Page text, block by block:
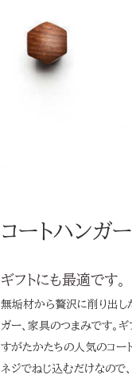
コートハンガ
ギフトにも最適です。
無垢材から贅沢に削り出し
ガー、家具のつまみです。ギ
すがたかたちの人気のコー
ネジでねじ込むだけなので